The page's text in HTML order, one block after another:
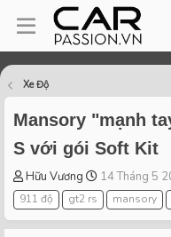
Xe Độ
Mansory "mạnh
S với gói Soft Kit
T
h
r
e
Hữu Vương
S
t
a
r
14 Tháng 5
911 độ
gt2 rs mansory